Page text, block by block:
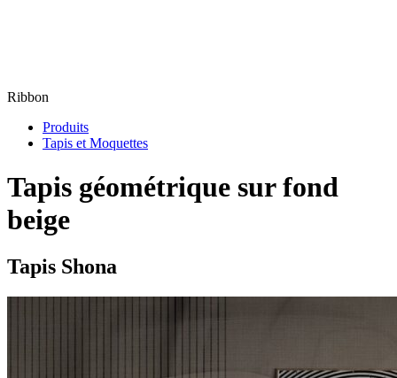
Ribbon
Produits
Tapis et Moquettes
Tapis géométrique sur fond
beige
Tapis Shona